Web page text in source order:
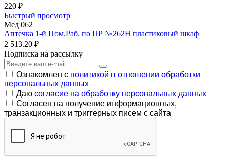
220 ₽
Быстрый просмотр
Мед 062
Аптечка 1-й Пом.Раб. по ПР №262Н пластиковый шкаф
2 513.20 ₽
Подписка на рассылку
Ознакомлен с политикой в отношении обработки
персональных данных
Даю согласие на обработку персональных данных
Согласен на получение информационных,
транзакционных и триггерных писем с сайта